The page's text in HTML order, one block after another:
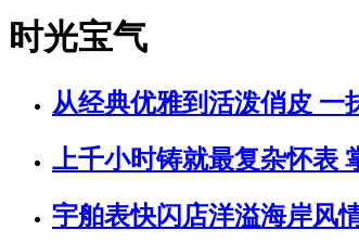
时光宝气
从经典优雅到活泼俏皮 一
上千小时铸就最复杂怀表
宇舶表快闪店洋溢海岸风